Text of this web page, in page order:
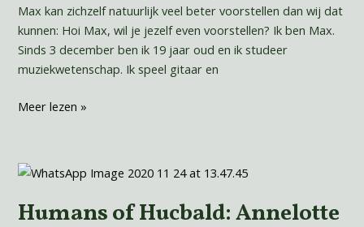
Max kan zichzelf natuurlijk veel beter voorstellen dan wij dat
kunnen: Hoi Max, wil je jezelf even voorstellen? Ik ben Max.
Sinds 3 december ben ik 19 jaar oud en ik studeer
muziekwetenschap. Ik speel gitaar en
Meer lezen »
Humans of Hucbald: Annelotte
Humans
Hucbald: